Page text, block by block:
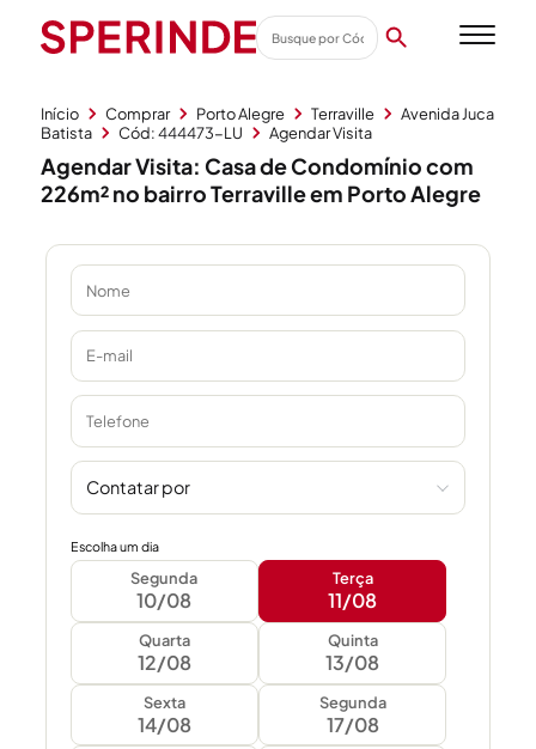
Início Comprar Porto Alegre Terraville
Avenida Juca
Batista
Cód: 444473-LU Agendar Visita
Agendar Visita: Casa de Condomínio com
226m² no bairro Terraville em Porto Alegre
Contatar por
Escolha um dia
Segunda
10/08
Terça
11/08
Quarta
12/08
Quinta
13/08
Sexta
14/08
Segunda
17/08